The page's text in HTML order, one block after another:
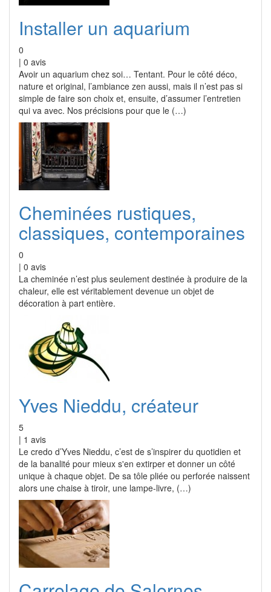
Installer un aquarium
0
| 0 avis
Avoir un aquarium chez soi… Tentant. Pour le côté déco,
nature et original, l’ambiance zen aussi, mais il n’est pas si
simple de faire son choix et, ensuite, d’assumer l’entretien
qui va avec. Nos précisions pour que le (…)
Cheminées rustiques,
classiques, contemporaines
0
| 0 avis
La cheminée n’est plus seulement destinée à produire de la
chaleur, elle est véritablement devenue un objet de
décoration à part entière.
Yves Nieddu, créateur
5
| 1 avis
Le credo d’Yves Nieddu, c’est de s’inspirer du quotidien et
de la banalité pour mieux s'en extirper et donner un côté
unique à chaque objet. De sa tôle pliée ou perforée naissent
alors une chaise à tiroir, une lampe-livre, (…)